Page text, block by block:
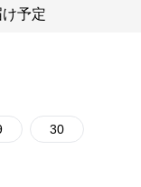
予定
30